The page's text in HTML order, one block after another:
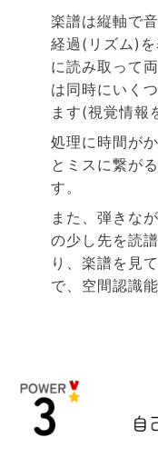
楽譜は縦軸で
経過(リズム)
に読み取って
は同時にいく
ます(視覚情報
処理に時間が
とミスに繋が
す。
また、弾きな
の少し先を読
り、楽譜を見
で、空間認識